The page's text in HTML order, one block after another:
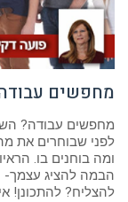
מחפשים
מחפשים עבודה?
לפני שבוחרים את
ומה בוחנים בו.
הבמה להציג עצמך-
להצליח? להתכונן!